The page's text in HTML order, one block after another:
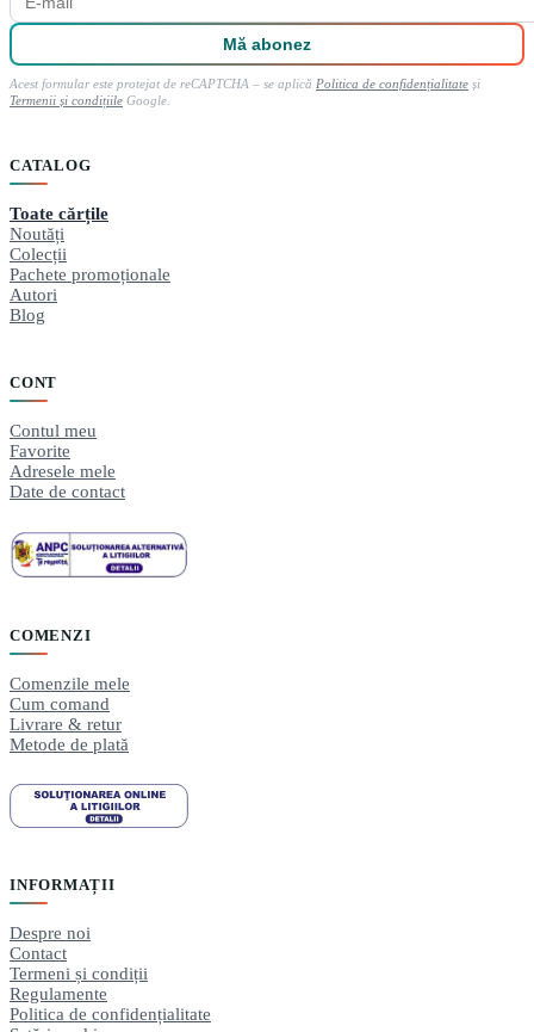
CATALOG
Toate cărțile
Noutăți
Colecții
Pachete promoționale
Autori
Blog
CONT
Contul meu
Favorite
Adresele mele
Date de contact
COMENZI
Comenzile mele
Cum comand
Livrare & retur
Metode de plată
INFORMAȚII
Despre noi
Contact
Termeni și condiții
Regulamente
Politica de confidențialitate
Mă abonez
Acest formular este protejat de reCAPTCHA – se aplică Politica de confidențialitate și
Termenii și condițiile Google.